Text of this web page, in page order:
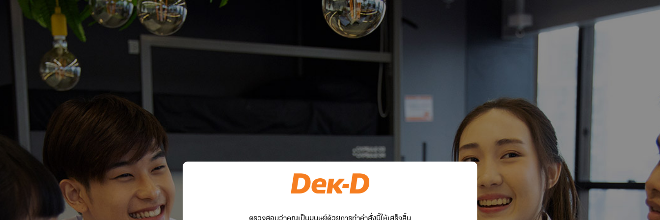
ตรวจสอบว่าคุณเป็นมนุษย์ด้วยการทำคำสั่งนี้ให้เสร็จสิ้น